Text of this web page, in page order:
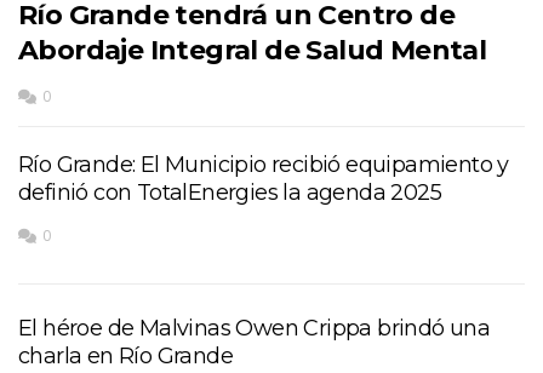
Río Grande tendrá un Centro de
Abordaje Integral de Salud Mental
0
Río Grande: El Municipio recibió equipamiento y
definió con TotalEnergies la agenda 2025
0
El héroe de Malvinas Owen Crippa brindó una
charla en Río Grande